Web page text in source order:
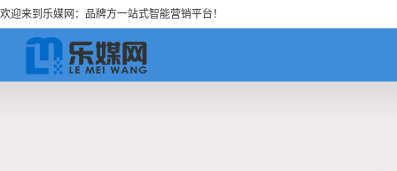
欢迎来到乐媒网：品牌方一站式智能营销平台！